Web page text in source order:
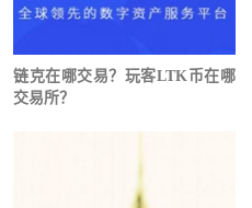
链克在哪交易？玩客LTK币在哪
交易所？